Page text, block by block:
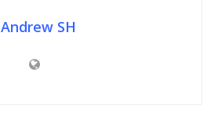
Andrew SH